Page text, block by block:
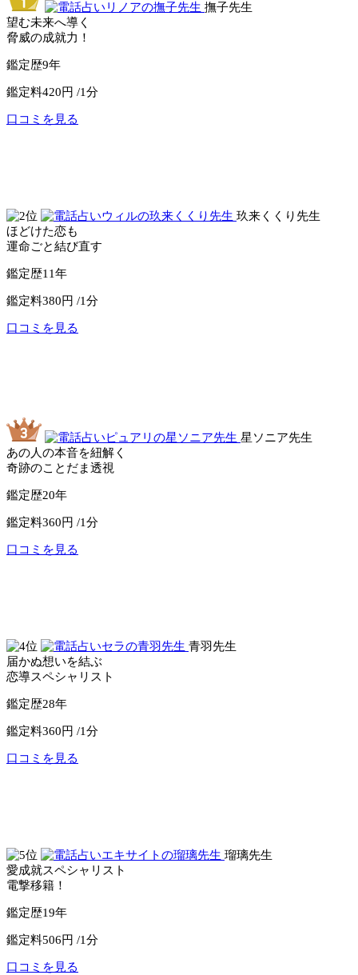
撫子先生
望む未来へ導く
脅威の成就力！
鑑定歴9年
鑑定料420円 /1分
口コミを見る
玖来くくり先生
ほどけた恋も
運命ごと結び直す
鑑定歴11年
鑑定料380円 /1分
口コミを見る
星ソニア先生
あの人の本音を紐解く
奇跡のことだま透視
鑑定歴20年
鑑定料360円 /1分
口コミを見る
青羽先生
届かぬ想いを結ぶ
恋導スペシャリスト
鑑定歴28年
鑑定料360円 /1分
口コミを見る
瑠璃先生
愛成就スペシャリスト
電撃移籍！
鑑定歴19年
鑑定料506円 /1分
口コミを見る